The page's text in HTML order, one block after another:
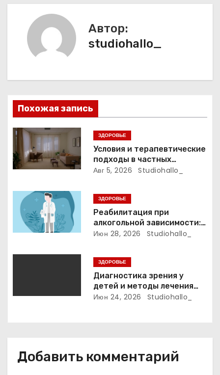
ц
и
я
п
о
а
п
Автор:
studiohallo_
Похожая запись
ЗДОРОВЬЕ
Условия и терапевтические
подходы в частных
психиатрических клиниках
Авг 5, 2026 Studiohallo_
ЗДОРОВЬЕ
Реабилитация при
алкогольной зависимости:
индивидуальные
анонимном подходе
Июн 28, 2026 Studiohallo_
ЗДОРОВЬЕ
Диагностика зрения у
детей и методы лечения
детской близорукости,
Июн 24, 2026 Studiohallo_
Добавить комментарий